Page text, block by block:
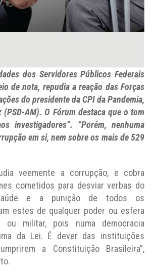
dos Servidores Públicos Federais
de nota, repudia a reação das Forças
do presidente da CPI da Pandemia,
(PSD-AM). O Fórum destaca que o tom
investigadores”. “Porém, nenhuma
em si, nem sobre os mais de 529
veemente a corrupção, e cobra
cometidos para desviar verbas do
e a punição de todos os
estes de qualquer poder ou esfera
militar, pois numa democracia
da Lei. É dever das instituições
a Constituição Brasileira”,